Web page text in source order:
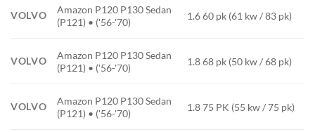
VOLVO
Amazon P120 P130 Sedan
(P121) • ('56-'70)
1.6 60 pk (61 kw / 83 pk)
VOLVO
Amazon P120 P130 Sedan
(P121) • ('56-'70)
1.8 68 pk (50 kw / 68 pk)
VOLVO
Amazon P120 P130 Sedan
(P121) • ('56-'70)
1.8 75 PK (55 kw / 75 pk)